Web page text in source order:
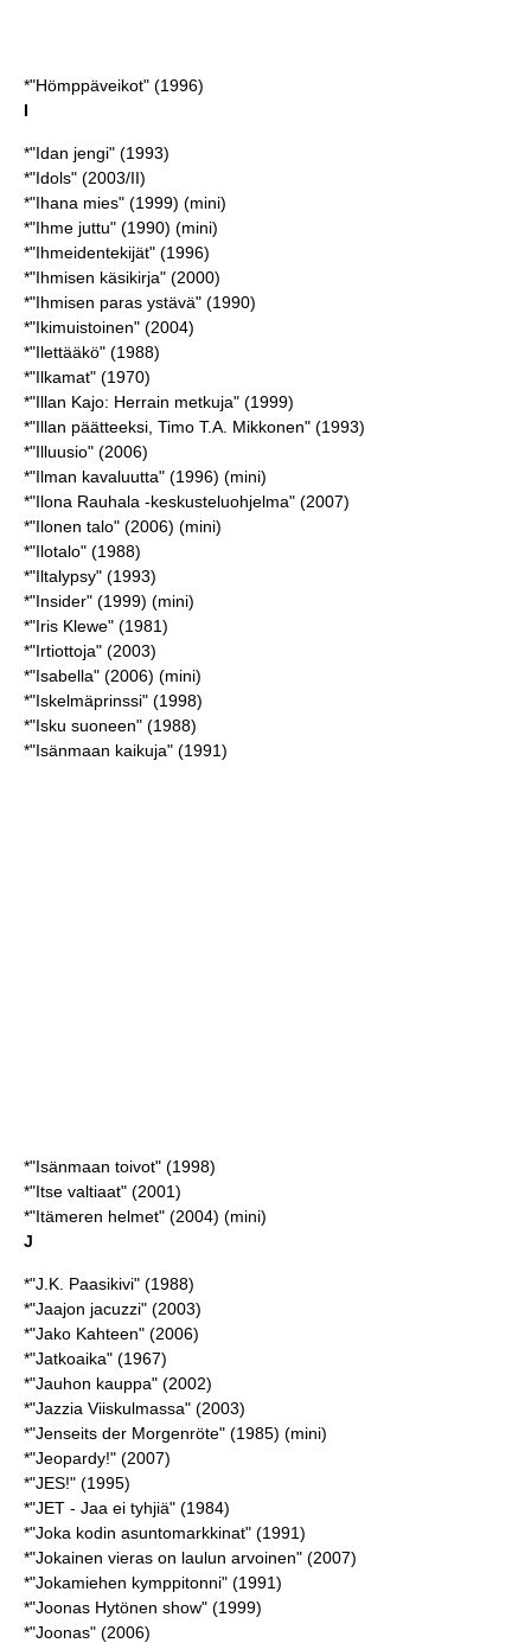
*"Hömppäveikot" (1996)
I
*"Idan jengi" (1993)
*"Idols" (2003/II)
*"Ihana mies" (1999) (mini)
*"Ihme juttu" (1990) (mini)
*"Ihmeidentekijät" (1996)
*"Ihmisen käsikirja" (2000)
*"Ihmisen paras ystävä" (1990)
*"Ikimuistoinen" (2004)
*"Ilettääkö" (1988)
*"Ilkamat" (1970)
*"Illan Kajo: Herrain metkuja" (1999)
*"Illan päätteeksi, Timo T.A. Mikkonen" (1993)
*"Illuusio" (2006)
*"Ilman kavaluutta" (1996) (mini)
*"Ilona Rauhala -keskusteluohjelma" (2007)
*"Ilonen talo" (2006) (mini)
*"Ilotalo" (1988)
*"Iltalypsy" (1993)
*"Insider" (1999) (mini)
*"Iris Klewe" (1981)
*"Irtiottoja" (2003)
*"Isabella" (2006) (mini)
*"Iskelmäprinssi" (1998)
*"Isku suoneen" (1988)
*"Isänmaan kaikuja" (1991)
*"Isänmaan toivot" (1998)
*"Itse valtiaat" (2001)
*"Itämeren helmet" (2004) (mini)
J
*"J.K. Paasikivi" (1988)
*"Jaajon jacuzzi" (2003)
*"Jako Kahteen" (2006)
*"Jatkoaika" (1967)
*"Jauhon kauppa" (2002)
*"Jazzia Viiskulmassa" (2003)
*"Jenseits der Morgenröte" (1985) (mini)
*"Jeopardy!" (2007)
*"JES!" (1995)
*"JET - Jaa ei tyhjiä" (1984)
*"Joka kodin asuntomarkkinat" (1991)
*"Jokainen vieras on laulun arvoinen" (2007)
*"Jokamiehen kymppitonni" (1991)
*"Joonas Hytönen show" (1999)
*"Joonas" (2006)